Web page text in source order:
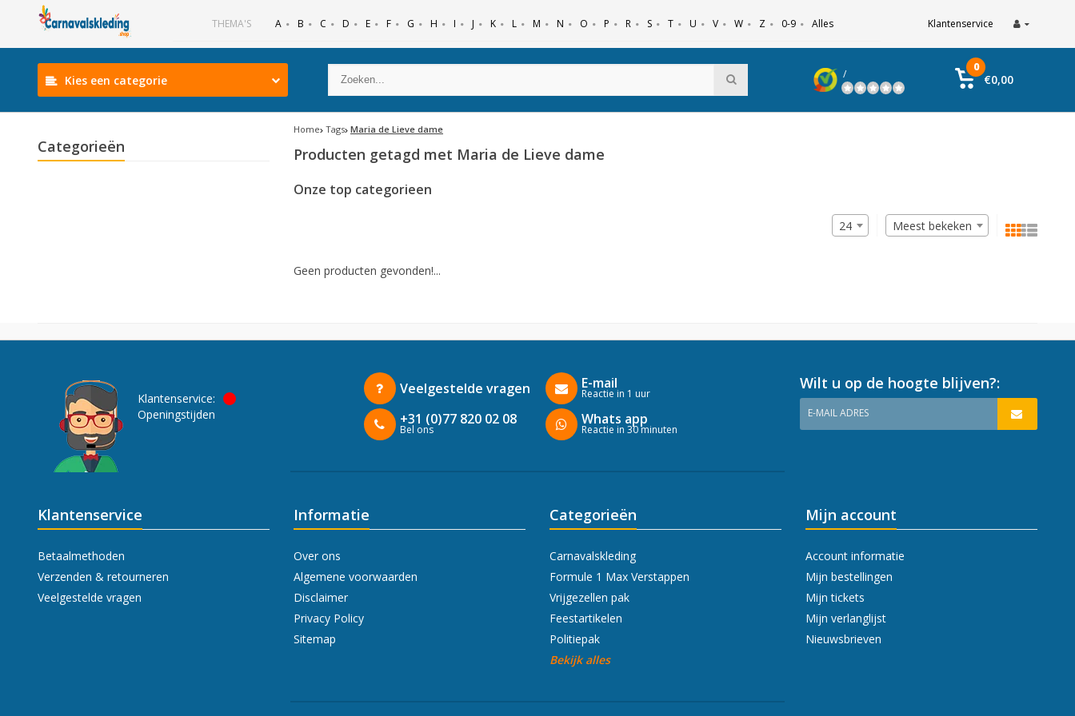
THEMA'S A B C D E F G H I J K L M N O P R S T U V W Z 0-9 Alles Klantenservice
Kies een categorie /
0
€0,00
Categorieën
Home Tags Maria de Lieve dame
Producten getagd met Maria de Lieve dame
Onze top categorieen
Meest bekeken
24
Geen producten gevonden!...
Klantenservice:
Openingstijden
Veelgestelde vragen
+31 (0)77 820 02 08
Bel ons
E-mail
Reactie in 1 uur
Whats app
Reactie in 30 minuten
Wilt u op de hoogte blijven?:
E-MAIL ADRES
Klantenservice
Betaalmethoden
Verzenden & retourneren
Veelgestelde vragen
Informatie
Over ons
Algemene voorwaarden
Disclaimer
Privacy Policy
Sitemap
Categorieën
Carnavalskleding
Formule 1 Max Verstappen
Vrijgezellen pak
Feestartikelen
Politiepak
Bekijk alles
Mijn account
Account informatie
Mijn bestellingen
Mijn tickets
Mijn verlanglijst
Nieuwsbrieven